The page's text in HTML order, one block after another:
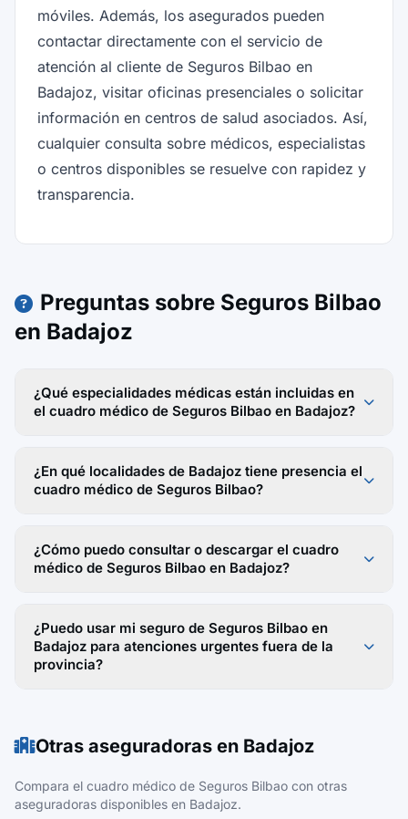
móviles. Además, los asegurados pueden
contactar directamente con el servicio de
atención al cliente de Seguros Bilbao en
Badajoz, visitar oficinas presenciales o solicitar
información en centros de salud asociados. Así,
cualquier consulta sobre médicos, especialistas
o centros disponibles se resuelve con rapidez y
transparencia.
Preguntas sobre Seguros Bilbao
en Badajoz
¿Qué especialidades médicas están incluidas en
el cuadro médico de Seguros Bilbao en Badajoz?
¿En qué localidades de Badajoz tiene presencia el
cuadro médico de Seguros Bilbao?
¿Cómo puedo consultar o descargar el cuadro
médico de Seguros Bilbao en Badajoz?
¿Puedo usar mi seguro de Seguros Bilbao en
Badajoz para atenciones urgentes fuera de la
provincia?
Otras aseguradoras en Badajoz
Compara el cuadro médico de Seguros Bilbao con otras
aseguradoras disponibles en Badajoz.